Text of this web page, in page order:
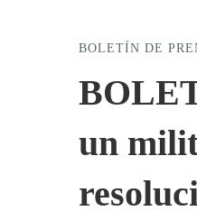
DE
BOLETÍN DE
un